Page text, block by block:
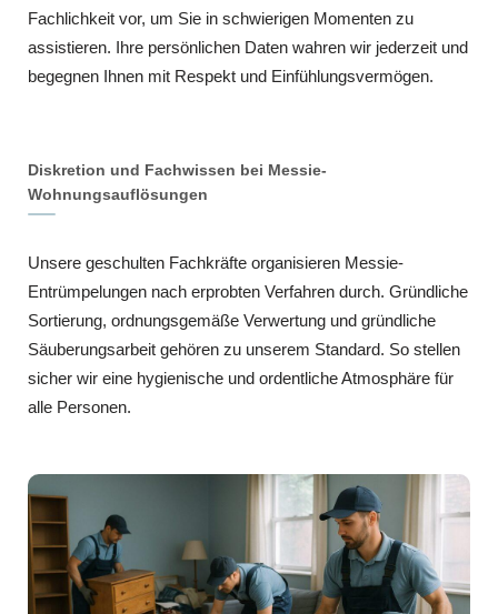
Fachlichkeit vor, um Sie in schwierigen Momenten zu
assistieren. Ihre persönlichen Daten wahren wir jederzeit und
begegnen Ihnen mit Respekt und Einfühlungsvermögen.
Diskretion und Fachwissen bei Messie-
Wohnungsauflösungen
Unsere geschulten Fachkräfte organisieren Messie-
Entrümpelungen nach erprobten Verfahren durch. Gründliche
Sortierung, ordnungsgemäße Verwertung und gründliche
Säuberungsarbeit gehören zu unserem Standard. So stellen
sicher wir eine hygienische und ordentliche Atmosphäre für
alle Personen.